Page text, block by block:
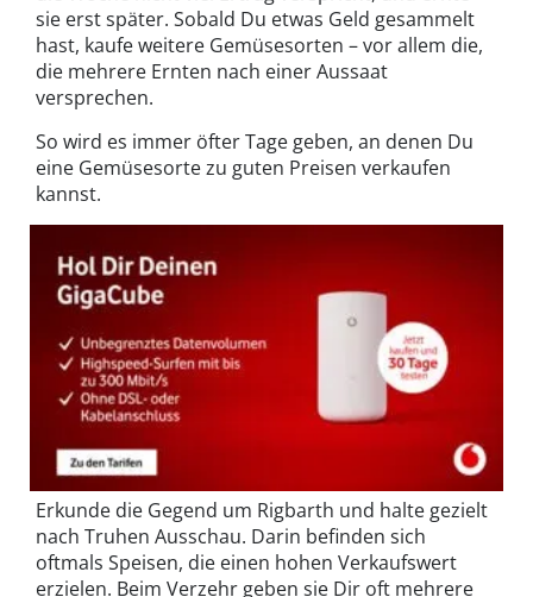
sie erst später. Sobald Du etwas Geld gesammelt
hast, kaufe weitere Gemüsesorten – vor allem die,
die mehrere Ernten nach einer Aussaat
versprechen.
So wird es immer öfter Tage geben, an denen Du
eine Gemüsesorte zu guten Preisen verkaufen
kannst.
Erkunde die Gegend um Rigbarth und halte gezielt
nach Truhen Ausschau. Darin befinden sich
oftmals Speisen, die einen hohen Verkaufswert
erzielen. Beim Verzehr geben sie Dir oft mehrere